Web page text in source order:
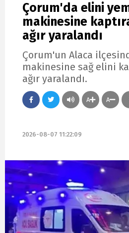
Çorum'da elini
makinesine
ağır yaralandı
Çorum'un Alaca
makinesine sağ elini
ağır yaralandı.
A A
2026-08-07 11:22:09